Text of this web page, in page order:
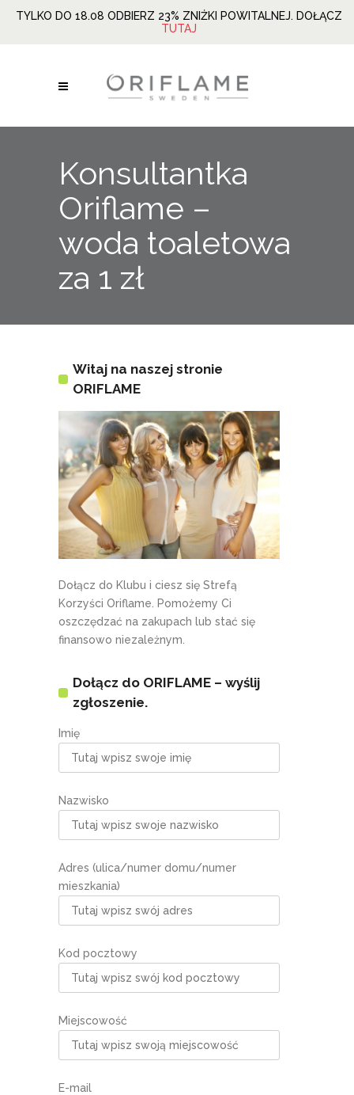
TYLKO DO 18.08 ODBIERZ 23% ZNIŻKI POWITALNEJ. DOŁĄCZ
TUTAJ
Konsultantka
Oriflame –
woda toaletowa
za 1 zł
Witaj na naszej stronie
ORIFLAME
Dołącz do Klubu i ciesz się Strefą
Korzyści Oriflame. Pomożemy Ci
oszczędzać na zakupach lub stać się
finansowo niezależnym.
Dołącz do ORIFLAME – wyślij
zgłoszenie.
Imię
Nazwisko
Adres (ulica/numer domu/numer
mieszkania)
Kod pocztowy
Miejscowość
E-mail